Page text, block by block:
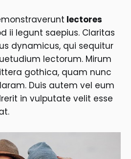
lectores
ii legunt saepius. Claritas
dynamicus, qui sequitur
lectorum. Mirum
gothica, quam nunc
Duis autem vel eum
in vulputate velit esse